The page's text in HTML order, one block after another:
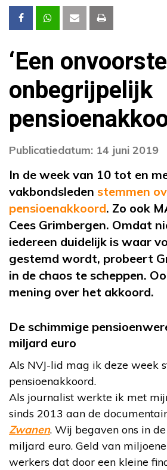
‘Een
onbegrijpelijk
Publicatiedatum: 14 juni 2019
In de week van 10 tot en
vakbondsleden stemmen
pensioenakkoord. Zo ook
Cees Grimbergen. Omdat
iedereen duidelijk is waar
gestemd wordt, probeert
in de chaos te scheppen.
mening over het akkoord.
De schimmige
miljard euro
Als NVJ-lid mag ik deze week
pensioenakkoord.
Als journalist werkte ik met
sinds 2013 aan de
Zwanen. Wij begaven ons in
miljard euro. Geld van
werkers dat door een kleine